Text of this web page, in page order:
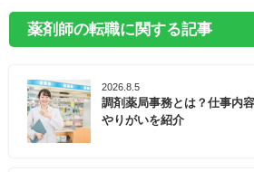
薬剤師の転職に関する記事
2026.8.5
調剤薬局事務とは？仕事内
やりがいを紹介